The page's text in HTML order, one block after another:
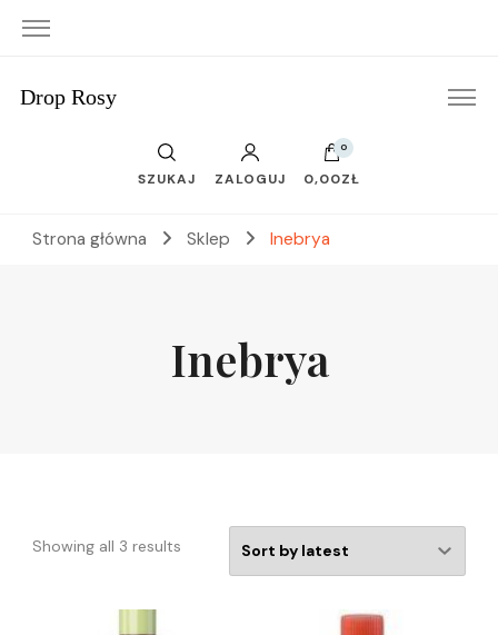
Drop Rosy
SZUKAJ ZALOGUJ
0
0,00ZŁ
Strona główna Sklep Inebrya
Inebrya
Showing all 3 results